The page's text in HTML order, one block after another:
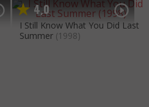
4,0
I Still Know What You Did Last
Summer (1998)